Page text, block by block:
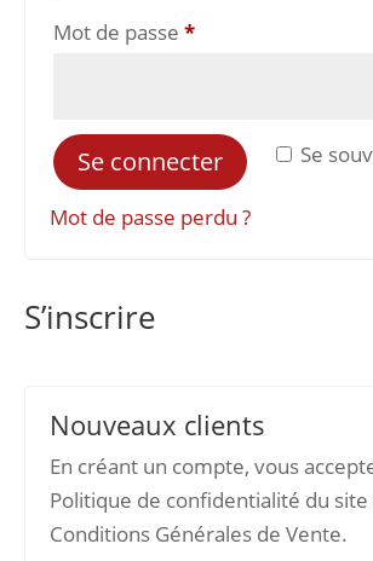
Mot de passe *Obligatoire
Se
Se connecter
Mot de passe perdu ?
S’inscrire
Nouveaux clients
En créant un compte, vous
Politique de confidentialité du site
Conditions Générales de Vente.